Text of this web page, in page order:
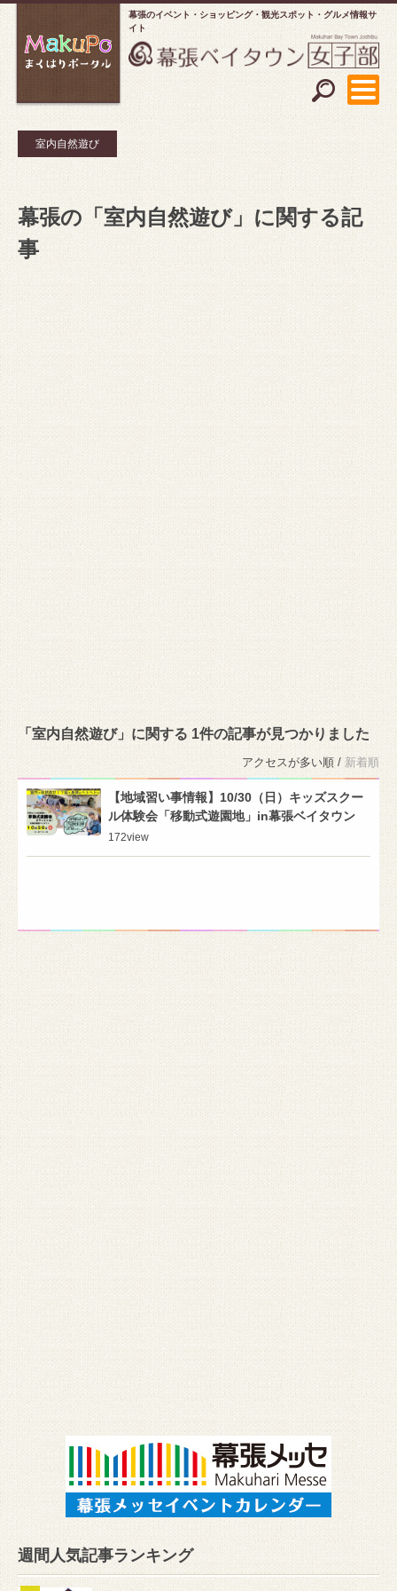
幕張のイベント・ショッピング
観光スポット・グルメ情報サ
イト
室内自然遊び
幕張の「室内自然遊び」に関する記
事
「室内自然遊び」に関する 1件の記事が見つかりました
アクセスが多い順 / 新着順
【地域習い事情報】10/30（日）キッズスクー
ル体験会「移動式遊園地」in幕張ベイタウン
172view
週間人気記事ランキング